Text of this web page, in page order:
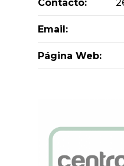
Contacto:
Email:
Página Web: